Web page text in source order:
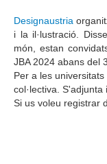
Designaustria
i la il·lustració.
món, estan
JBA 2024 abans del
Per a les
col·lectiva.
Si us voleu registrar